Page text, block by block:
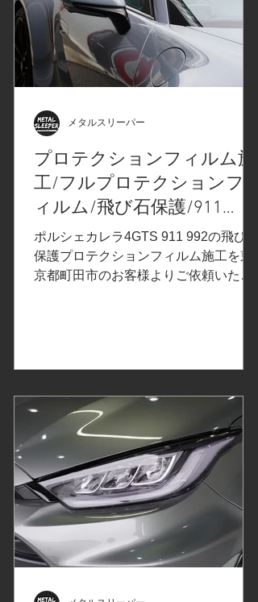
す。※メーカーホームページより。 ク
ォーターパネルの1部分に使用 3M2080
カーラッピングフィルムシリーズから
「サテンフローズンバニラ」ルーフに
施工します ルーフモールの取り外し 各
イフレステープの仕込み カーラッピン
フレステープを使用してカット カット
後、不要な部分を取り除きます。 端部
を仕上げ フィルム施工箇所を、コーテ
箇所を軽研磨、下地を整えます。 特殊
用途に使用するとの事で、大きめ
プロテクションフィルム施
工/フルプロテクションフ
ィルム/飛び石保護/911
PORSCHE Carrera4 GTS 992
ポルシェ カレラ4GTS/東京
都町田市D様
ポルシェカレラ4GTS 911 992の飛び石
保護プロテクションフィルム施工を東
京都町田市のお客様よりご依頼いただ
ンフィルムの比較、検証①改訂版 でご
ョンフィルムPPF「ULTIMATE
PLUS」アルティメットプラスは、傷や
環境汚染物質から保護されている安心
感が得られ、飛び石/砂利/油/虫の酸/鳥
の糞/花粉/黄砂/雨シミから塗装面を保
護するように設計されています。
XPELエクスペル カラーペイントプロ
テクションフィルム 「オブシディア
ンブラック」ルーフ、エンジンフード
メタルスリーパー